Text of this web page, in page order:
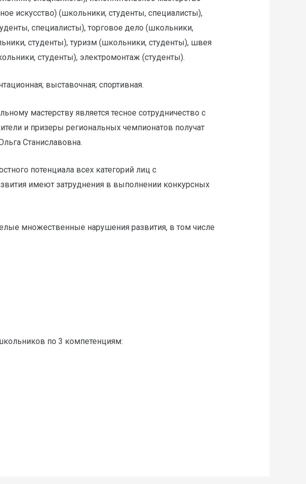
искусство) (школьники, студенты, специалисты),
специалисты), торговое дело (школьники,
студенты), туризм (школьники, студенты), швея
студенты), электромонтаж (студенты).
выставочная; спортивная.
мастерству является тесное сотрудничество с
и призеры региональных чемпионатов получат
Станиславовна.
потенциала всех категорий лиц с
имеют затруднения в выполнении конкурсных
множественные нарушения развития, в том числе
по 3 компетенциям: